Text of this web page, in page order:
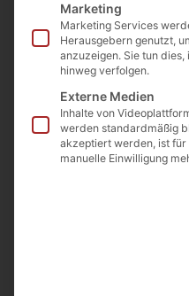
22,00€ inkl. MwSt.
Enthält 19% MwSt. 19
zzgl.Versand
Lieferzeit: ca. 1-3 Werktage
Vorrätig
In den
Marketing
Marketing Services
Herausgebern genutzt,
anzuzeigen. Sie tun
hinweg verfolgen.
Externe Medien
Inhalte von
werden standardmäßig
akzeptiert werden, ist
manuelle Einwilligung